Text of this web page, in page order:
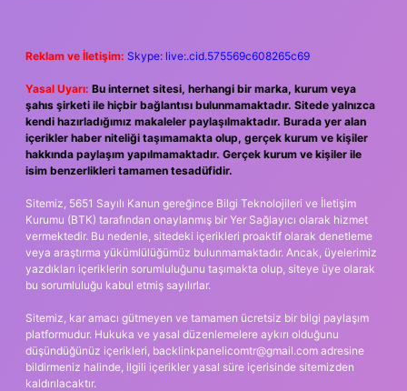
Reklam ve İletişim: Skype: live:.cid.575569c608265c69
Yasal Uyarı: Bu internet sitesi, herhangi bir marka, kurum veya
şahıs şirketi ile hiçbir bağlantısı bulunmamaktadır. Sitede yalnızca
kendi hazırladığımız makaleler paylaşılmaktadır. Burada yer alan
içerikler haber niteliği taşımamakta olup, gerçek kurum ve kişiler
hakkında paylaşım yapılmamaktadır. Gerçek kurum ve kişiler ile
isim benzerlikleri tamamen tesadüfidir.
Sitemiz, 5651 Sayılı Kanun gereğince Bilgi Teknolojileri ve İletişim
Kurumu (BTK) tarafından onaylanmış bir Yer Sağlayıcı olarak hizmet
vermektedir. Bu nedenle, sitedeki içerikleri proaktif olarak denetleme
veya araştırma yükümlülüğümüz bulunmamaktadır. Ancak, üyelerimiz
yazdıkları içeriklerin sorumluluğunu taşımakta olup, siteye üye olarak
bu sorumluluğu kabul etmiş sayılırlar.
Sitemiz, kar amacı gütmeyen ve tamamen ücretsiz bir bilgi paylaşım
platformudur. Hukuka ve yasal düzenlemelere aykırı olduğunu
düşündüğünüz içerikleri, backlinkpanelicomtr@gmail.com adresine
bildirmeniz halinde, ilgili içerikler yasal süre içerisinde sitemizden
kaldırılacaktır.